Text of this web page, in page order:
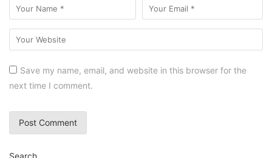
Save my name, email, and website in this browser for the
next time I comment.